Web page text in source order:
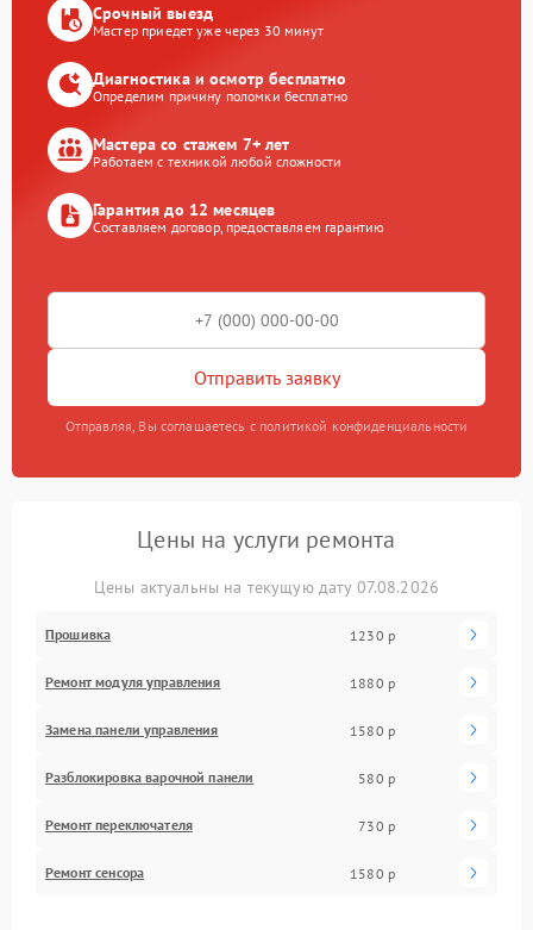
Срочный выезд
Мастер приедет уже через 30 минут
Диагностика и осмотр бесплатно
Определим причину поломки бесплатно
Мастера со стажем 7+ лет
Работаем с техникой любой сложности
Гарантия до 12 месяцев
Составляем договор, предоставляем гарантию
Отправить заявку
Отправляя, Вы соглашаетесь с политикой конфиденциальности
Цены на услуги ремонта
Цены актуальны на текущую дату 07.08.2026
Прошивка 1230 р
Ремонт модуля управления 1880 р
Замена панели управления 1580 р
Разблокировка варочной панели 580 р
Ремонт переключателя 730 р
Ремонт сенсора 1580 р